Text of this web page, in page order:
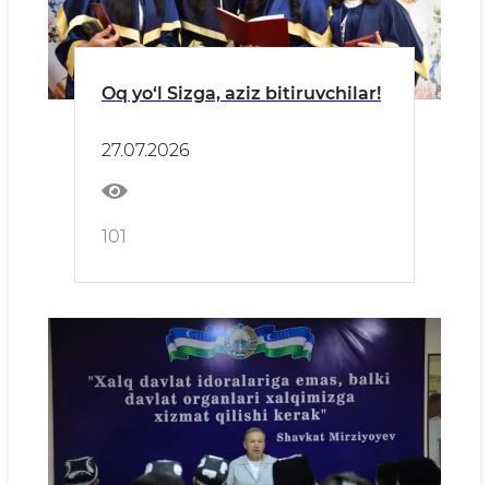
Oq yo‘l Sizga, aziz bitiruvchilar!
27.07.2026
101